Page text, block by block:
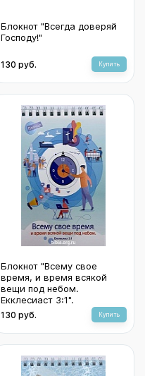
Блокнот "Всегда доверяй
Господу!"
130 руб. Купить
Блокнот "Всему свое
время, и время всякой
вещи под небом.
Екклесиаст 3:1".
130 руб. Купить